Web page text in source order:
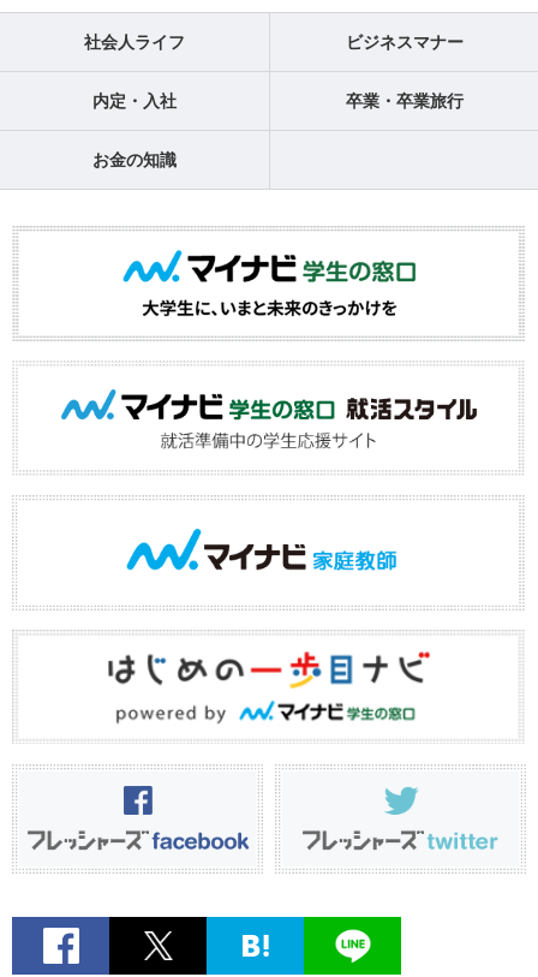
社会人ライフ ビジネスマナー
内定・入社 卒業・卒業旅行
お金の知識